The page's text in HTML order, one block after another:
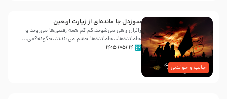
جالب و خواندنی
سوزدل جا مانده‌ای از زیارت اربعین
زائران راهی می‌شوند،کم‌ کم همه رفتنی‌ها می‌روند و
جامانده‌ها…جامانده‌ها چشم می‌بندند.چگونه؟می‌...
۱۴ /۰۵/ ۱۴۰۵